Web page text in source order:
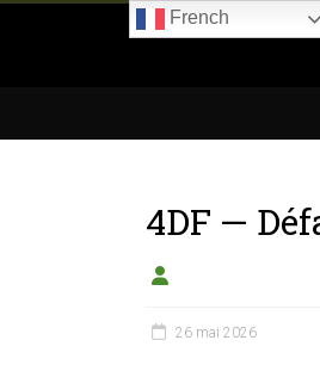
du
éthanol
4DF —
26 mai 2026
French